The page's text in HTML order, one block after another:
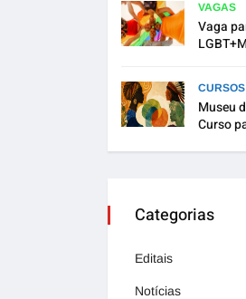
VAGAS
Vaga
Museu
Curso
Categorias
Editais
Notícias